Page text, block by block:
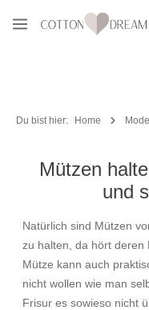
Zum Hauptinhalt springen
Du bist hier: Home
Mützen
und
Natürlich sind Mützen
zu halten, da hört deren
Mütze kann auch
nicht wollen wie man
Frisur es sowieso nicht